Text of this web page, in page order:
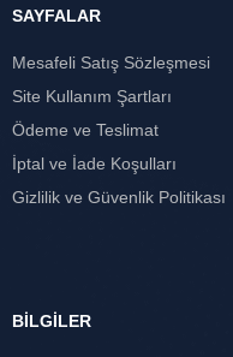
SAYFALAR
Mesafeli Satış Sözleşmesi
Site Kullanım Şartları
Ödeme ve Teslimat
İptal ve İade Koşulları
Gizlilik ve Güvenlik Politikası
BİLGİLER